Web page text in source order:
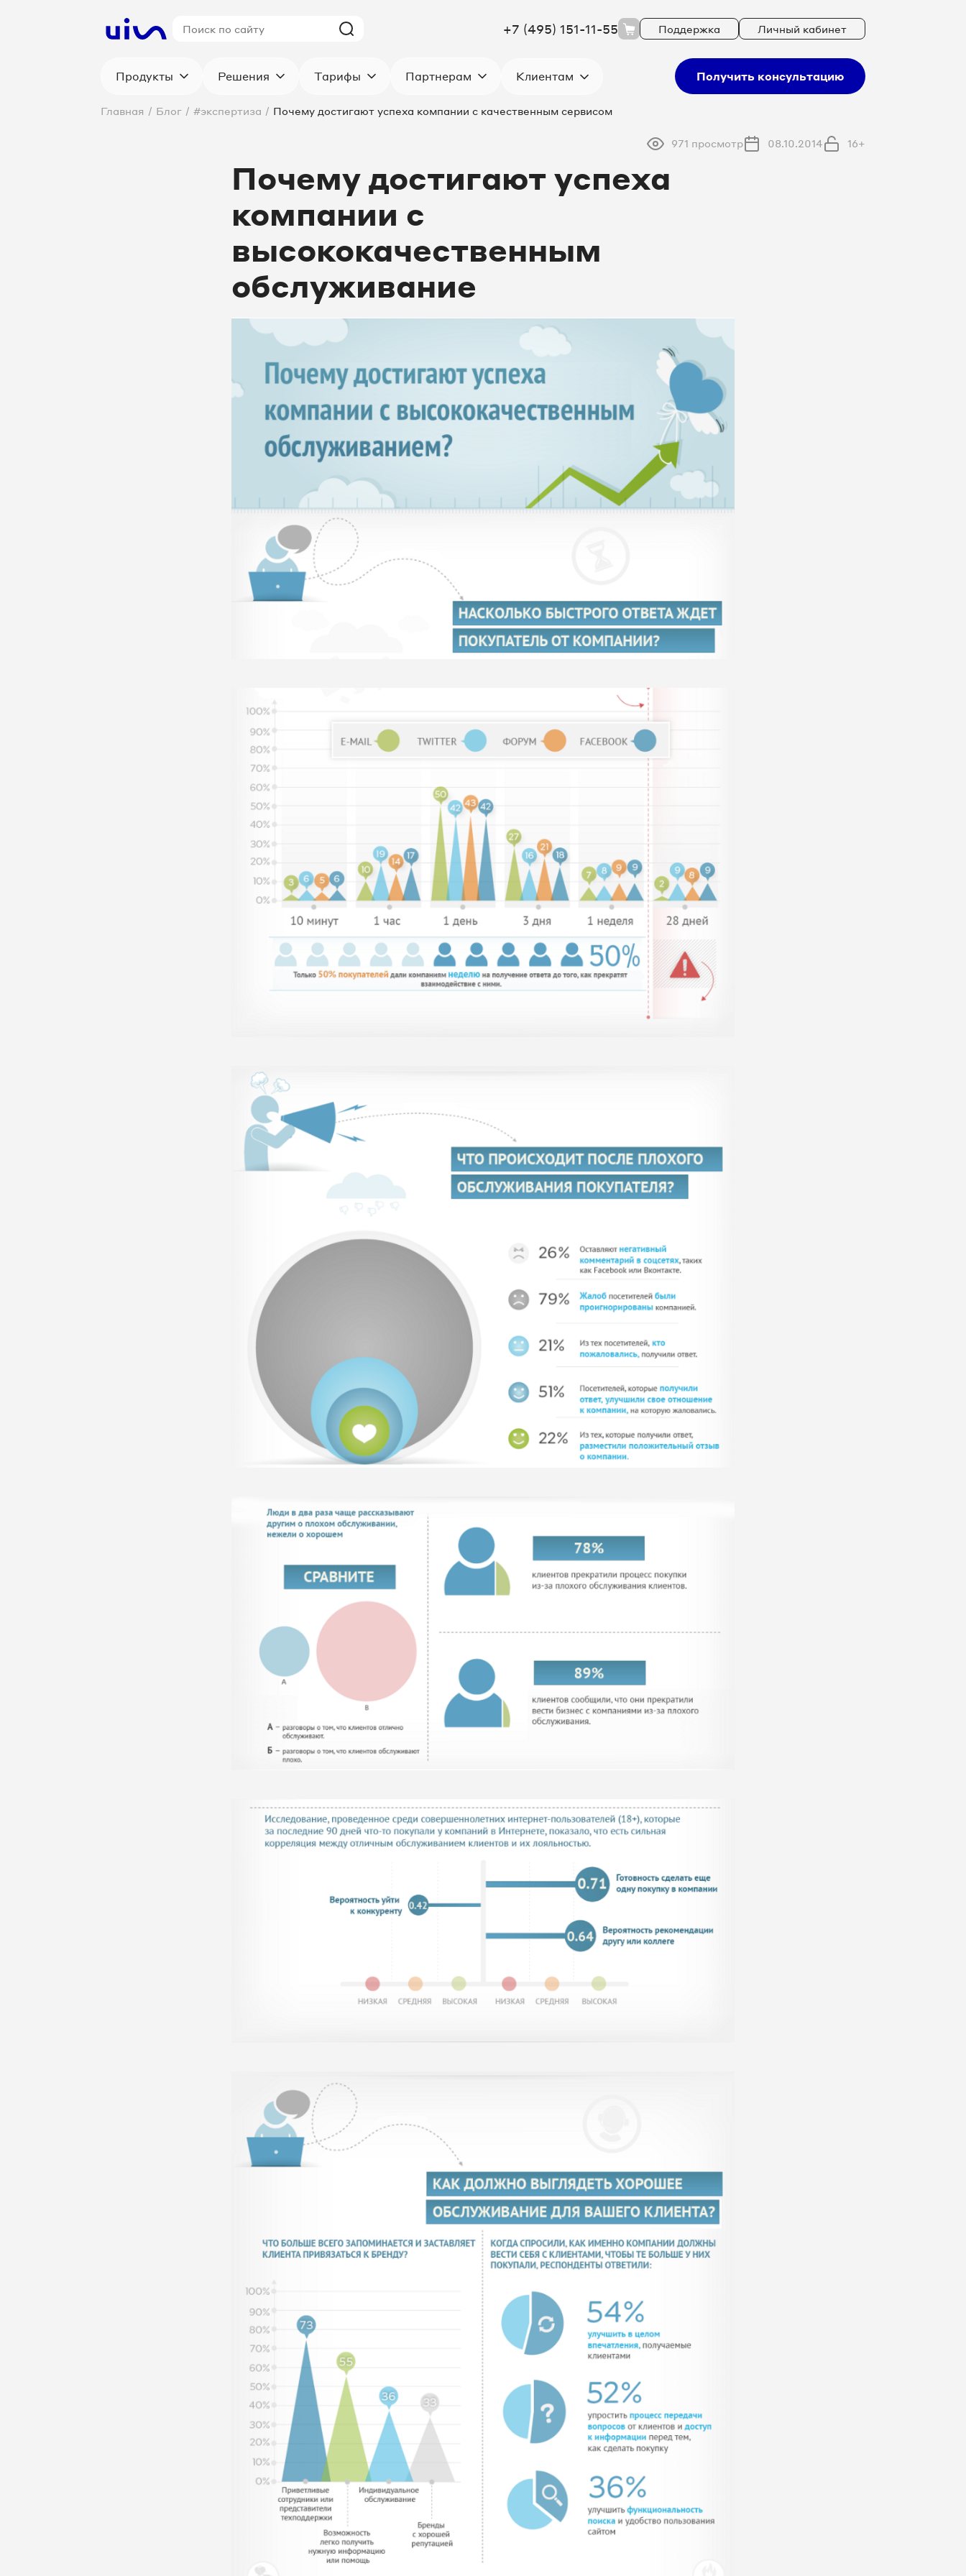
+7 (495) 151-11-55 Поддержка Личный кабинет
Продукты Решения Тарифы Партнерам Клиентам Получить консультацию
Главная / Блог / #экспертиза / Почему достигают успеха компании с качественным сервисом
971 просмотр 08.10.2014 16+
Почему достигают успеха
компании с
высококачественным
обслуживание